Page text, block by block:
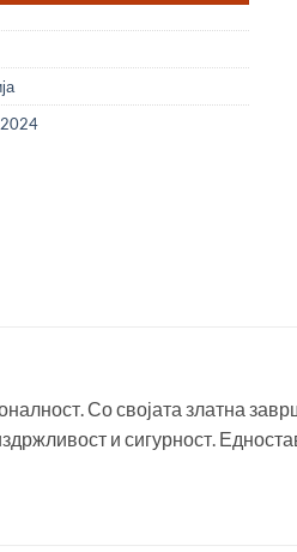
2024
Со својата златна
и сигурност.